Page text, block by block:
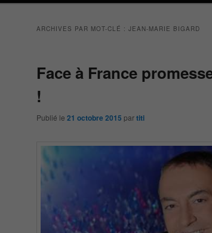
ARCHIVES PAR MOT-CLÉ : JEAN-MARIE BIGARD
Face à France
!
Publié le 21 octobre 2015 partiti